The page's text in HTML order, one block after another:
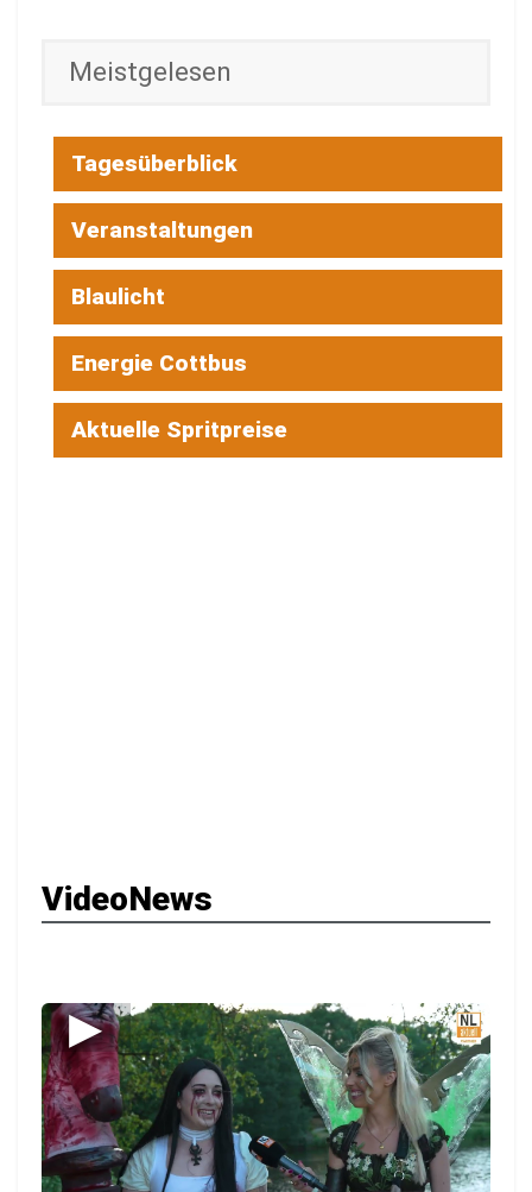
Meistgelesen
Tagesüberblick
Veranstaltungen
Blaulicht
Energie Cottbus
Aktuelle Spritpreise
VideoNews
▶